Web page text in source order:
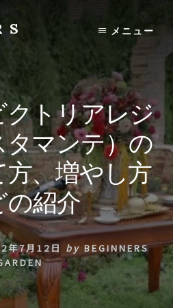
メニュー
トリアレジ
タマンテ）の
、増やし方
の紹介
年7月12日 by BEGINNERS